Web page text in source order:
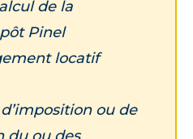
de la
Pinel
locatif
ou de